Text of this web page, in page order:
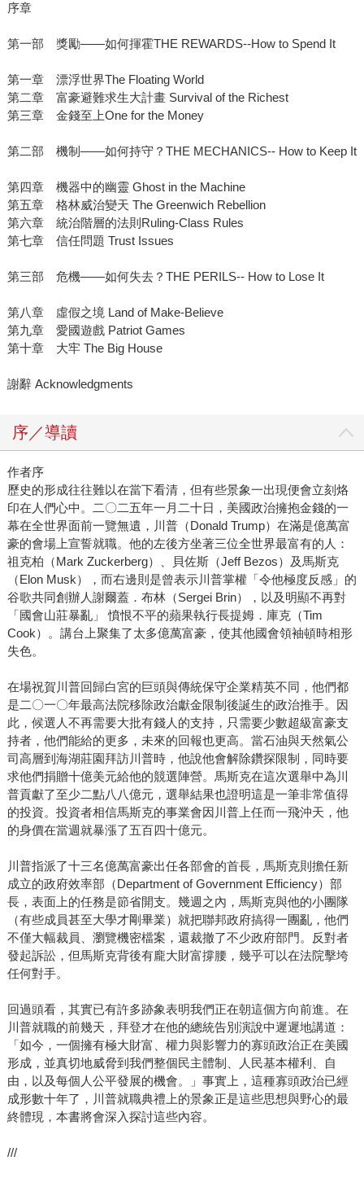
序章
第一部 獎勵——如何揮霍THE REWARDS--How to Spend It
第一章 漂浮世界The Floating World
第二章 富豪避難求生大計畫 Survival of the Richest
第三章 金錢至上One for the Money
第二部 機制——如何持守？THE MECHANICS-- How to Keep It
第四章 機器中的幽靈 Ghost in the Machine
第五章 格林威治變天 The Greenwich Rebellion
第六章 統治階層的法則Ruling-Class Rules
第七章 信任問題 Trust Issues
第三部 危機——如何失去？THE PERILS-- How to Lose It
第八章 虛假之境 Land of Make-Believe
第九章 愛國遊戲 Patriot Games
第十章 大牢 The Big House
謝辭 Acknowledgments
序／導讀
作者序
歷史的形成往往難以在當下看清，但有些景象一出現便會立刻烙
印在人們心中。二〇二五年一月二十日，美國政治擁抱金錢的一
幕在全世界面前一覽無遺，川普（Donald Trump）在滿是億萬富
豪的會場上宣誓就職。他的左後方坐著三位全世界最富有的人：
祖克柏（Mark Zuckerberg）、貝佐斯（Jeff Bezos）及馬斯克
（Elon Musk），而右邊則是曾表示川普掌權「令他極度反感」的
谷歌共同創辦人謝爾蓋．布林（Sergei Brin），以及明顯不再對
「國會山莊暴亂」 憤恨不平的蘋果執行長提姆．庫克（Tim
Cook）。講台上聚集了太多億萬富豪，使其他國會領袖頓時相形
失色。
在場祝賀川普回歸白宮的巨頭與傳統保守企業精英不同，他們都
是二〇一〇年最高法院移除政治獻金限制後誕生的政治推手。因
此，候選人不再需要大批有錢人的支持，只需要少數超級富豪支
持者，他們能給的更多，未來的回報也更高。當石油與天然氣公
司高層到海湖莊園拜訪川普時，他說他會解除鑽探限制，同時要
求他們捐贈十億美元給他的競選陣營。馬斯克在這次選舉中為川
普貢獻了至少二點八八億元，選舉結果也證明這是一筆非常值得
的投資。投資者相信馬斯克的事業會因川普上任而一飛沖天，他
的身價在當週就暴漲了五百四十億元。
川普指派了十三名億萬富豪出任各部會的首長，馬斯克則擔任新
成立的政府效率部（Department of Government Efficiency）部
長，表面上的任務是節省開支。幾週之內，馬斯克與他的小團隊
（有些成員甚至大學才剛畢業）就把聯邦政府搞得一團亂，他們
不僅大幅裁員、瀏覽機密檔案，還裁撤了不少政府部門。反對者
發起訴訟，但馬斯克背後有龐大財富撐腰，幾乎可以在法院擊垮
任何對手。
回過頭看，其實已有許多跡象表明我們正在朝這個方向前進。在
川普就職的前幾天，拜登才在他的總統告別演說中遲遲地講道：
「如今，一個擁有極大財富、權力與影響力的寡頭政治正在美國
形成，並真切地威脅到我們整個民主體制、人民基本權利、自
由，以及每個人公平發展的機會。」事實上，這種寡頭政治已經
成形數十年了，川普就職典禮上的景象正是這些思想與野心的最
終體現，本書將會深入探討這些內容。
///